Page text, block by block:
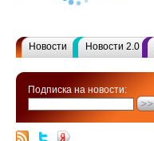
Новости Новости 2.0
Подписка на новости: